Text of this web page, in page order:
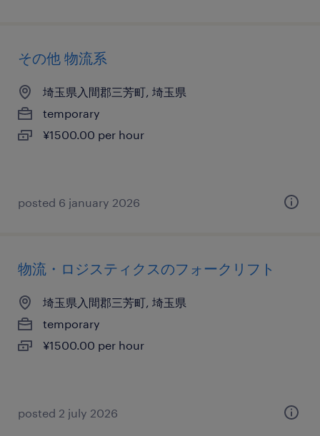
その他 物流系
埼玉県入間郡三芳町, 埼玉県
temporary
¥1500.00 per hour
posted 6 january 2026
物流・ロジスティクスのフォークリフト
埼玉県入間郡三芳町, 埼玉県
temporary
¥1500.00 per hour
posted 2 july 2026